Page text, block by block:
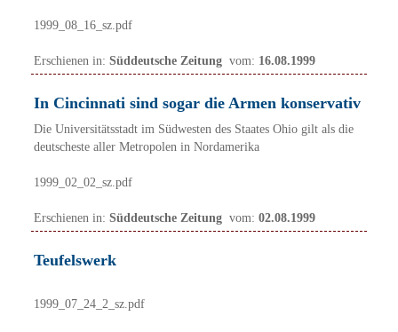
1999_08_16_sz.pdf
Erschienen in: Süddeutsche Zeitung vom: 16.08.1999
In Cincinnati sind sogar die Armen konservativ
Die Universitätsstadt im Südwesten des Staates Ohio gilt als die
deutscheste aller Metropolen in Nordamerika
1999_02_02_sz.pdf
Erschienen in: Süddeutsche Zeitung vom: 02.08.1999
Teufelswerk
1999_07_24_2_sz.pdf